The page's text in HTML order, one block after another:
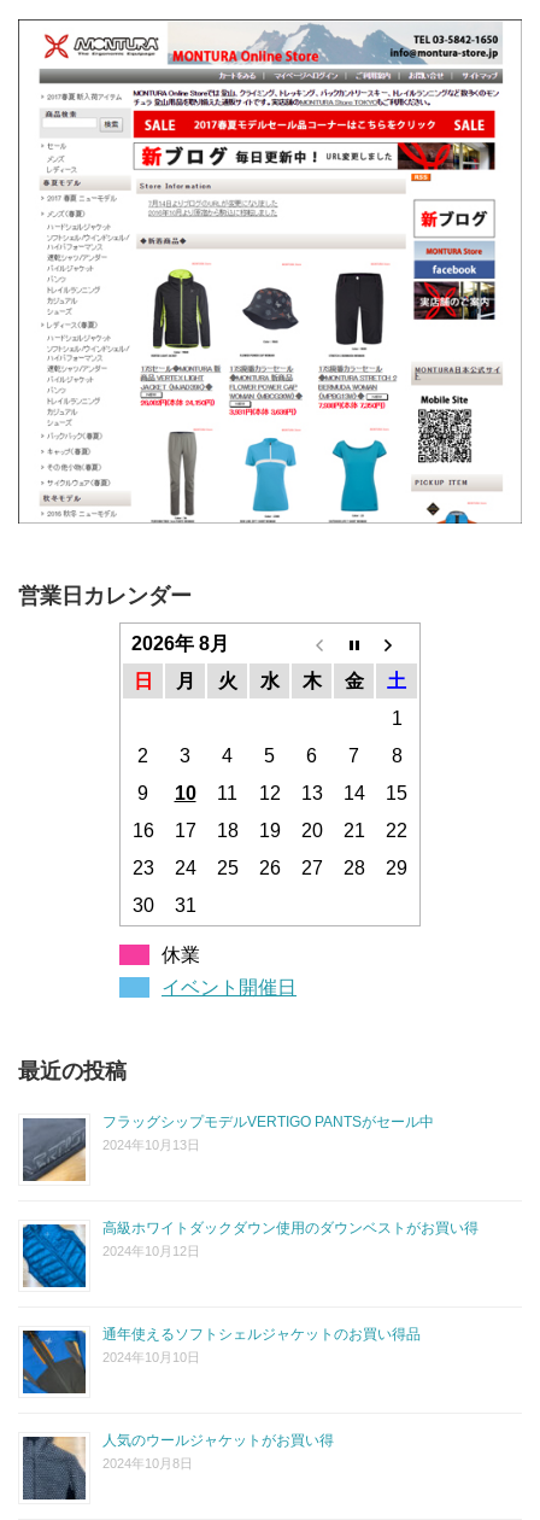
営業日カレンダー
2026年 8月
日
月 火 水 木 金
土
1
2
3 4 5 6 7
8
9
10 11 12 13 14
15
16
17 18 19 20 21
22
23
24 25 26 27 28
29
30
31
休業
イベント開催日
最近の投稿
フラッグシップモデルVERTIGO PANTSがセール中
2024年10月13日
高級ホワイトダックダウン使用のダウンベストがお買い得
2024年10月12日
通年使えるソフトシェルジャケットのお買い得品
2024年10月10日
人気のウールジャケットがお買い得
2024年10月8日